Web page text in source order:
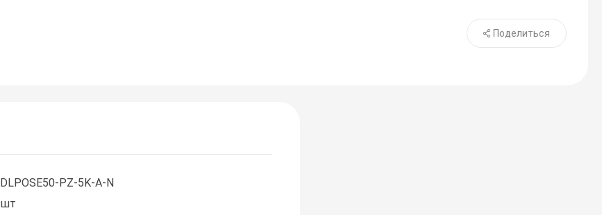
Поделиться
DLPOSE50-PZ-5K-A-N
шт